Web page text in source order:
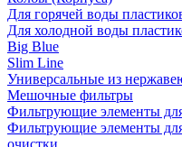
Для горячей воды
Для холодной воды
Big Blue
Slim Line
Универсальные из
Мешочные фильтры
Фильтрующие элементы
Фильтрующие элементы
очистки